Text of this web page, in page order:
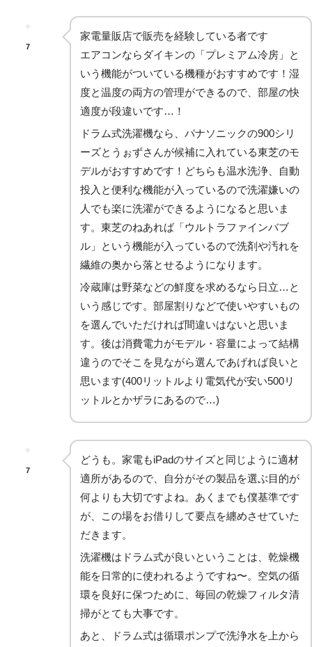
7
家電量販店で販売を経験している者です
エアコンならダイキンの「プレミアム冷房」と
いう機能がついている機種がおすすめです！湿
度と温度の両方の管理ができるので、部屋の快
適度が段違いです…！
ドラム式洗濯機なら、パナソニックの900シリ
ーズとうぉずさんが候補に入れている東芝のモ
デルがおすすめです！どちらも温水洗浄、自動
投入と便利な機能が入っているので洗濯嫌いの
人でも楽に洗濯ができるようになると思いま
す。東芝のねあれば「ウルトラファインバブ
ル」という機能が入っているので洗剤や汚れを
繊維の奥から落とせるようになります。
冷蔵庫は野菜などの鮮度を求めるなら日立…と
いう感じです。部屋割りなどで使いやすいもの
を選んでいただければ間違いはないと思いま
す。後は消費電力がモデル・容量によって結構
違うのでそこを見ながら選んであげれば良いと
思います(400リットルより電気代が安い500リ
ットルとかザラにあるので…)
7
どうも。家電もiPadのサイズと同じように適材
適所があるので、自分がその製品を選ぶ目的が
何よりも大切ですよね。あくまでも僕基準です
が、この場をお借りして要点を纏めさせていた
だきます。
洗濯機はドラム式が良いということは、乾燥機
能を日常的に使われるようですね〜。空気の循
環を良好に保つために、毎回の乾燥フィルタ清
掃がとても大事です。
あと、ドラム式は循環ポンプで洗浄水を上から